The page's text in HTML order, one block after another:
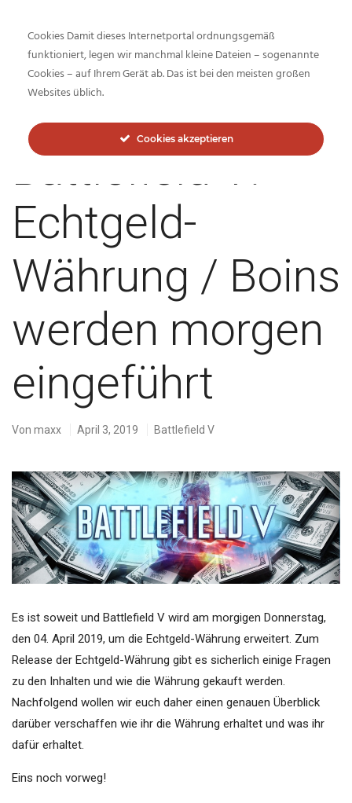
Inside-Network.net
Battlefield V:
Echtgeld-
Währung / Boins
werden morgen
eingeführt
Von maxx April 3, 2019 Battlefield V
Es ist soweit und Battlefield V wird am morgigen Donnerstag,
den 04. April 2019, um die Echtgeld-Währung erweitert. Zum
Release der Echtgeld-Währung gibt es sicherlich einige Fragen
zu den Inhalten und wie die Währung gekauft werden.
Nachfolgend wollen wir euch daher einen genauen Überblick
darüber verschaffen wie ihr die Währung erhaltet und was ihr
dafür erhaltet.
Eins noch vorweg!
Cookies Damit dieses Internetportal ordnungsgemäß
funktioniert, legen wir manchmal kleine Dateien – sogenannte
Cookies – auf Ihrem Gerät ab. Das ist bei den meisten großen
Websites üblich.
Cookies akzeptieren